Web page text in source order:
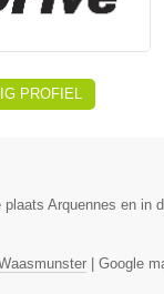
PROFIEL
plaats Arquennes en in
Google